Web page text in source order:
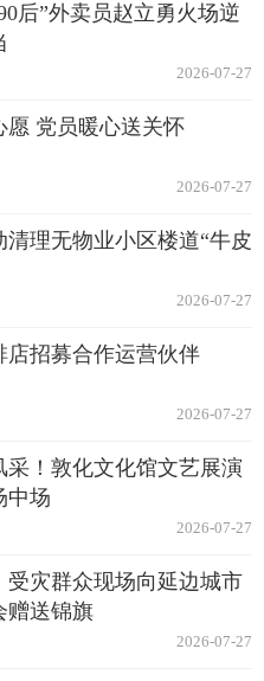
后”外卖员赵立勇火场逆
2026-07-27
愿 党员暖心送关怀
2026-07-27
清理无物业小区楼道“牛皮
2026-07-27
店招募合作运营伙伴
2026-07-27
采！敦化文化馆文艺展演
中场
2026-07-27
受灾群众现场向延边城市
赠送锦旗
2026-07-27